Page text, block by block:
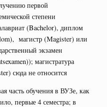
первой
степени
(Bachelor), диплом
магистр (Magister) или
экзамен
магистратура
сюда не относится
часть обучения в ВУЗе, как
первые 4 семестра; в